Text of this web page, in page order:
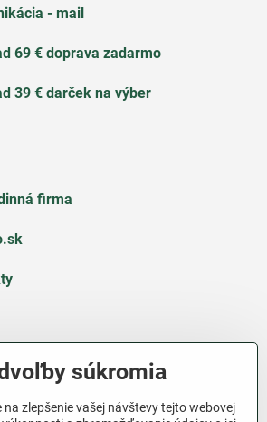
- mail
69 € doprava zadarmo
39 € darček na výber
firma
súkromia
na zlepšenie vašej návštevy tejto webovej